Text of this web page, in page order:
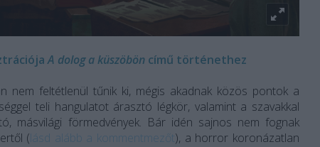
A dolog a küszöböncímű történethez
nem feltétlenül tűnik ki, mégis akadnak közös pontok a
teli hangulatot árasztó légkör, valamint a szavakkal
másvilági förmedvények. Bár idén sajnos nem fognak
(lásd alább a kommentmezőt), a horror koronázatlan